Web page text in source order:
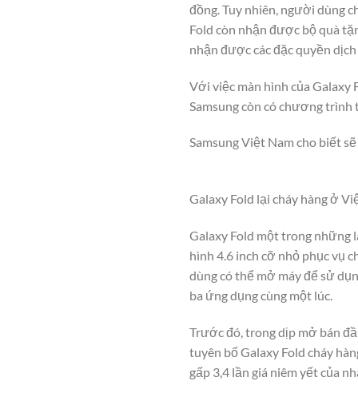
đồng. Tuy nhiên, người dùng
Fold còn nhận được bộ quà
nhận được các đặc quyền
Với việc màn hình của Galaxy
Samsung còn có chương trình
Samsung Việt Nam cho biết
Galaxy Fold lại cháy hàng ở
Galaxy Fold một trong những
hình 4.6 inch cỡ nhỏ phục vụ
dùng có thể mở máy để sử
ba ứng dụng cùng một lúc.
Trước đó, trong dịp mở bán
tuyên bố Galaxy Fold cháy
gấp 3,4 lần giá niêm yết của